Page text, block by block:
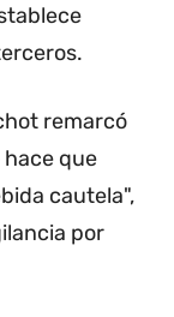
remarcó
que
cautela",
por